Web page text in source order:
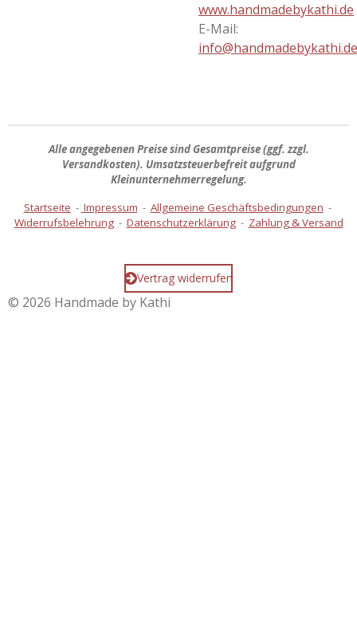
www.handmadebykathi.de
E-Mail:
info@handmadebykathi.de
Alle angegebenen Preise sindGesamtpreise(ggf. zzgl.
Versandkosten). Umsatzsteuerbefreit aufgrund
Kleinunternehmerregelung.
Startseite - Impressum - Allgemeine Geschäftsbedingungen -
Widerrufsbelehrung- Datenschutzerklärung- Zahlung & Versand
Vertrag widerrufen
© 2026 Handmade by Kathi